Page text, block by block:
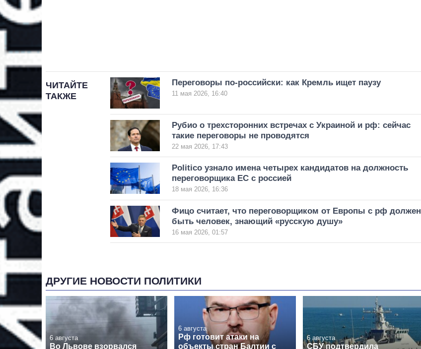
ЧИТАЙТЕ
ТАКЖЕ
Переговоры по-российски: как Кремль ищет паузу
11 мая 2026, 16:40
Рубио о трехсторонних встречах с Украиной и рф: сейчас
такие переговоры не проводятся
22 мая 2026, 17:43
Politico узнало имена четырех кандидатов на должность
переговорщика ЕС с россией
18 мая 2026, 16:36
Фицо считает, что переговорщиком от Европы с рф должен
быть человек, знающий «русскую душу»
16 мая 2026, 01:57
ДРУГИЕ НОВОСТИ ПОЛИТИКИ
6 августа
Во Львове взорвался
6 августа
Рф готовит атаки на
объекты стран Балтии с
6 августа
СБУ подтвердила